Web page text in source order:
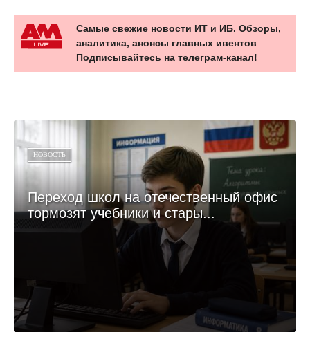
Самые свежие новости ИТ и ИБ. Обзоры,
аналитика, анонсы главных ивентов
Подписывайтесь на телеграм-канал!
НОВОСТЬ
Переход школ на отечественный офис
тормозят учебники и стары...